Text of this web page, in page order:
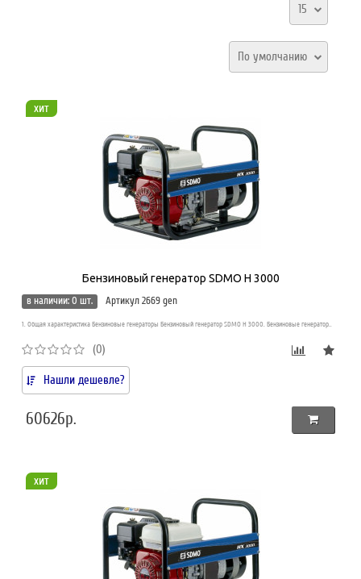
15
По умолчанию
хит
Бензиновый генератор SDMO H 3000
в наличии: 0 шт.
Артикул 2669 gen
1. Общая характеристика Бензиновые генераторы Бензиновый генератор SDMO H 3000. Бензиновые генератор..
(0)
Нашли дешевле?
60626р.
хит